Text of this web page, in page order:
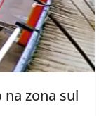
zona sul